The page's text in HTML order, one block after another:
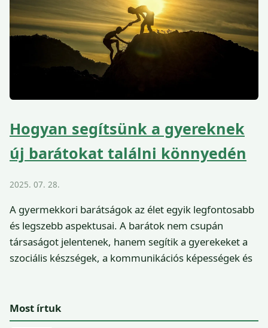
Hogyan segítsünk a gyereknek
új barátokat találni könnyedén
2025. 07. 28.
A gyermekkori barátságok az élet egyik legfontosabb
és legszebb aspektusai. A barátok nem csupán
társaságot jelentenek, hanem segítik a gyerekeket a
szociális készségek, a kommunikációs képességek és
Most írtuk